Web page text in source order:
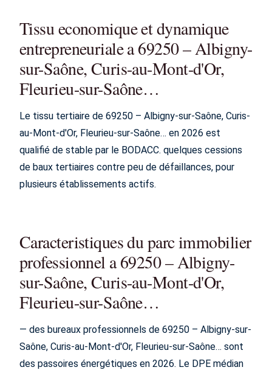
Tissu economique et dynamique
entrepreneuriale a 69250 – Albigny-
sur-Saône, Curis-au-Mont-d'Or,
Fleurieu-sur-Saône…
Le tissu tertiaire de 69250 – Albigny-sur-Saône, Curis-
au-Mont-d'Or, Fleurieu-sur-Saône… en 2026 est
qualifié de stable par le BODACC. quelques cessions
de baux tertiaires contre peu de défaillances, pour
plusieurs établissements actifs.
Caracteristiques du parc immobilier
professionnel a 69250 – Albigny-
sur-Saône, Curis-au-Mont-d'Or,
Fleurieu-sur-Saône…
— des bureaux professionnels de 69250 – Albigny-sur-
Saône, Curis-au-Mont-d'Or, Fleurieu-sur-Saône… sont
des passoires énergétiques en 2026. Le DPE médian